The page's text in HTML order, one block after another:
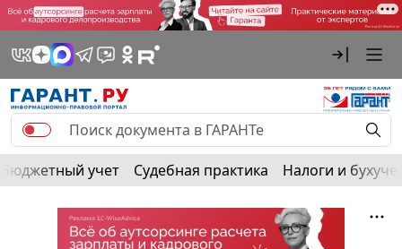
Бюджетный учет Судебная практика Налоги и